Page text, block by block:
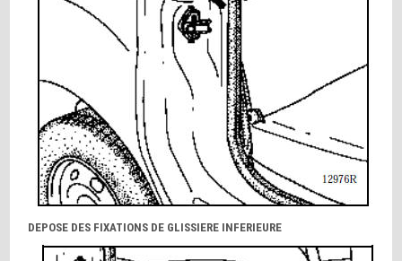
DEPOSE DES FIXATIONS DE GLISSIERE INFERIEURE